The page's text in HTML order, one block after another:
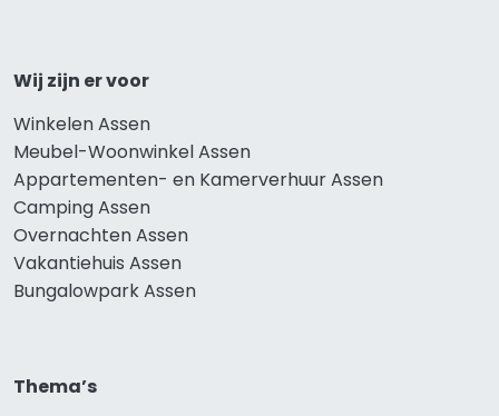
Wij zijn er voor
Winkelen Assen
Meubel-Woonwinkel Assen
Appartementen- en Kamerverhuur Assen
Camping Assen
Overnachten Assen
Vakantiehuis Assen
Bungalowpark Assen
Thema’s